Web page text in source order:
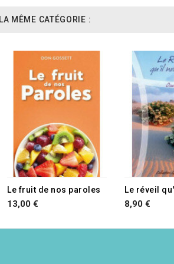
MÊME CATÉGORIE :
RUPTURE DE STOCK
Le fruit de nos paroles
13,00 €
RUPTURE
Le réveil
8,90 €